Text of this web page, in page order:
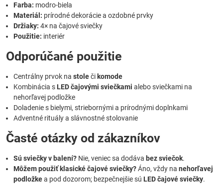
Farba: modro-biela
Materiál: prírodné dekorácie a ozdobné prvky
Držiaky: 4× na čajové sviečky
Použitie: interiér
Odporúčané použitie
Centrálny prvok na stoleči komode
Kombinácia s LED čajovými sviečkami alebo sviečkami na
nehorľavej podložke
Doladenie s bielymi, striebornými a prírodnými doplnkami
Adventné rituály a slávnostné stolovanie
Časté otázky od zákazníkov
Sú sviečky v balení? Nie, veniec sa dodáva bez sviečok.
Môžem použiť klasické čajové sviečky?Áno, vždy na nehorľavej
podložkea pod dozorom; bezpečnejšie sú LED čajové sviečky.